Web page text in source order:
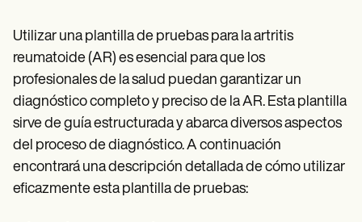
Utilizar una plantilla de pruebas para la artritis
reumatoide (AR) es esencial para que los
profesionales de la salud puedan garantizar un
diagnóstico completo y preciso de la AR. Esta plantilla
sirve de guía estructurada y abarca diversos aspectos
del proceso de diagnóstico. A continuación
encontrará una descripción detallada de cómo utilizar
eficazmente esta plantilla de pruebas: